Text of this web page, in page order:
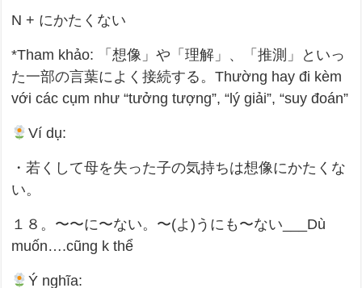
N + にかたくない
*Tham khảo: 「想像」や「理解」、「推測」といっ
た一部の言葉によく接続する。Thường hay đi kèm
với các cụm như “tưởng tượng”, “lý giải”, “suy đoán”
Ví dụ:
・若くして母を失った子の気持ちは想像にかたくな
い。
１８。〜〜に〜ない。〜(よ)うにも〜ない___Dù
muốn….cũng k thể
Ý nghĩa: